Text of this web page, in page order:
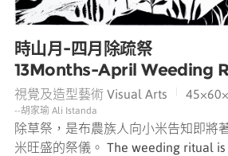
時山月-四月除疏祭
13Months-April Weeding
視覺及造型藝術 Visual Arts
--胡家瑜 Ali Istanda
除草祭，是布農族人向小米告知即將
米旺盛的祭儀。 The weeding ritual